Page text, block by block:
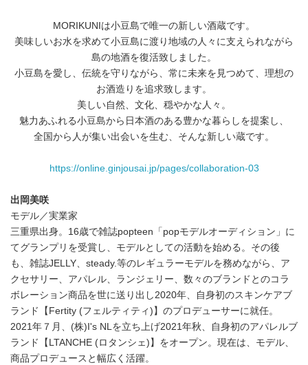
MORIKUNIは小豆島で唯一の新しい酒蔵です。
美味しいお水を求めて小豆島に渡り地域の人々に支えられながら
島の地酒を復活致しました。
小豆島を愛し、伝統を守りながら、常に未来を見つめて、理想の
お酒造りを追求致します。
美しい自然、文化、穏やかな人々。
魅力あふれる小豆島から日本酒のある豊かな暮らしを提案し、
全国から人が集い出会いを生む、そんな新しい蔵です。
https://online.ginjousai.jp/pages/collaboration-03
出岡美咲
モデル／実業家
三重県出身。16歳で雑誌popteen「popモデルオーディション」に
てグランプリを受賞し、モデルとしての活動を始める。その後
も、雑誌JELLY、steady.等のレギュラーモデルを務めながら、ア
クセサリー、アパレル、ランジェリー、数々のブランドとのコラ
ボレーション商品を世に送り出し2020年、自身初のスキンケアブ
ランド【Fertity (フェルティティ)】のプロデューサーに就任。
2021年７月、(株)I's NLを立ち上げ2021年秋、自身初のアパレルブ
ランド【LTANCHE (ロタンシェ)】をオープン。現在は、モデル、
商品プロデュースと幅広く活躍。